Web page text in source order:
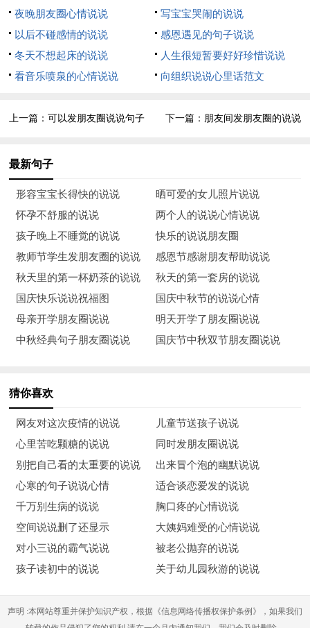
9、高考来临心莫慌，自信满满有力量，保证睡眠精力旺，打扮
良，祝你高考顺利，前程似锦!
图;时间，清清楚楚，定点要准时，错过时间机会失;睡眠，确保
充足，避免紧张过度。祝你成功!
11、书海遨游十几载，今日考场见真章。从容应对不慌张，气定
神闲平时样。妙手一挥锦绣成，才思敏捷无题挡。开开心心出考
场，金榜题名美名扬。祝你高考凯旋!
12、考场硝烟已淡去，心情愉悦好成绩。鲜花掌声要冷静，填报
志愿莫随意。热门虽然很给力，关键还是看兴趣。风水轮流十年
转，今年好运到你家。祝君心想事成!。
远大志向高。跃入龙门家门耀，踏进学府再深造。锦绣前程一片
好，实现梦想心欢笑。愿你前途更加灿烂。
14、拼搏在校园，流泪又流汗;检验在考场，自信上战场，答题
沉着不能慌，奋笔疾书忙，平和心态装，成绩得优良，题名在金
榜，实现了理想。祝高考顺利，实现理想。
15、考试铃声刚落音，考场之内静无声。笔走龙蛇写不停，认真
审题不粗心。考场之外父母立，分分秒秒心愿盼。父母子女皆同
心，高考告捷笑颜开。祝高考取得好成绩!
1、鲜花六月耀灿烂，捷报频频心花绽。好似春雨润心田，欢欣
夜晚朋友圈心情说说
写宝宝哭闹的说说
以后不碰感情的说说
感恩遇见的句子说说
冬天不想起床的说说
人生很短暂要好好珍惜说说
看音乐喷泉的心情说说
向组织说说心里话范文
上一篇：可以发朋友圈说说句子 下一篇： 朋友间发朋友圈的说说
最新句子
形容宝宝长得快的说说
晒可爱的女儿照片说说
怀孕不舒服的说说
两个人的说说心情说说
孩子晚上不睡觉的说说
快乐的说说朋友圈
教师节学生发朋友圈的说说
感恩节感谢朋友帮助说说
秋天里的第一杯奶茶的说说
秋天的第一套房的说说
国庆快乐说说祝福图
国庆中秋节的说说心情
母亲开学朋友圈说说
明天开学了朋友圈说说
中秋经典句子朋友圈说说
国庆节中秋双节朋友圈说说
猜你喜欢
网友对这次疫情的说说
儿童节送孩子说说
心里苦吃颗糖的说说
同时发朋友圈说说
别把自己看的太重要的说说
出来冒个泡的幽默说说
心寒的句子说说心情
适合谈恋爱发的说说
千万别生病的说说
胸口疼的心情说说
空间说说删了还显示
大姨妈难受的心情说说
对小三说的霸气说说
被老公抛弃的说说
孩子读初中的说说
关于幼儿园秋游的说说
声明 :本网站尊重并保护知识产权，根据《信息网络传播权保护条例》，如果我们